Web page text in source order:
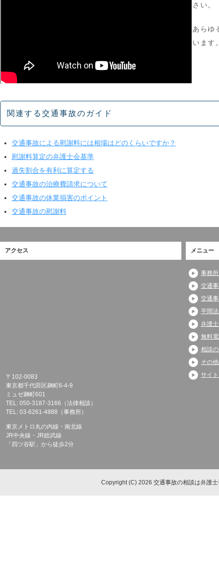
さい。
あらゆ
います
関連する交通事故のガイド
交通事故による慰謝料には相場はどのくらいですか？
慰謝料算定の弁護士会基準
過失割合を有利に算定する
交通事故の治療費請求について
交通事故の休業損害のポイント
交通事故の慰謝料
アクセス
〒102-0083
東京都千代田区麹町6-4-9
ミュゼ麹町601
TEL: 050-3187-3166（法律相談）
TEL: 03-6261-4888（事務所）
東京メトロ丸の内線・南北線
JR中央線・JR総武線
「四ツ谷駅」から徒歩2分
メニュー
事務
交通
交通
平間
弁護
無料
相談
その
サイ
Copyright (C) 2026 交通事故の相談は弁護